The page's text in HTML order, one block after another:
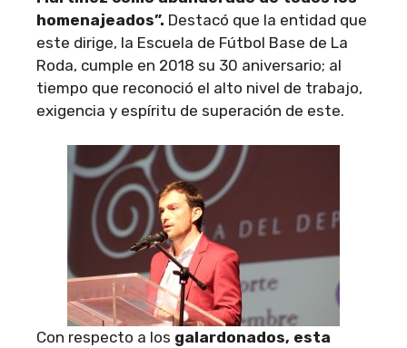
homenajeados”. Destacó que la entidad que
este dirige, la Escuela de Fútbol Base de La
Roda, cumple en 2018 su 30 aniversario; al
tiempo que reconoció el alto nivel de trabajo,
exigencia y espíritu de superación de este.
Con respecto a los galardonados, esta